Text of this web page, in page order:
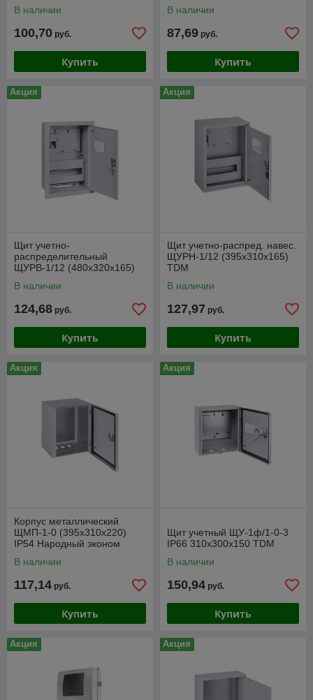
В наличии
100,70 руб.
Купить
В наличии
87,69 руб.
Купить
Акция
Щит учетно-
распределительный
ЩУРВ-1/12 (480х320х165)
В наличии
124,68 руб.
Купить
Акция
Щит учетно-распред. навес.
ЩУРН-1/12 (395х310х165)
TDM
В наличии
127,97 руб.
Купить
Акция
Корпус металлический
ЩМП-1-0 (395х310х220)
IP54 Народный эконом
В наличии
117,14 руб.
Купить
Акция
Щит учетный ЩУ-1ф/1-0-3
IP66 310х300х150 TDM
В наличии
150,94 руб.
Купить
Акция Акция